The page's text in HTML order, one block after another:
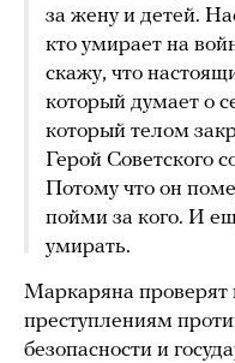
за жену и детей.
кто умирает на
скажу, что
который думает о
который телом
Герой Советского
Потому что он
пойми за кого. И
умирать.
Маркаряна проверят
преступлениям
безопасности и